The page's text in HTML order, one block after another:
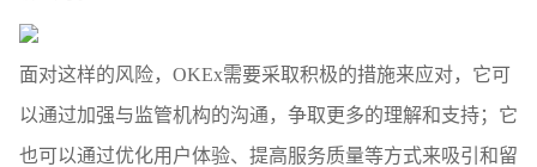
面对这样的风险，OKEx需要采取积极的措施来应对，它可
以通过加强与监管机构的沟通，争取更多的理解和支持；它
也可以通过优化用户体验、提高服务质量等方式来吸引和留